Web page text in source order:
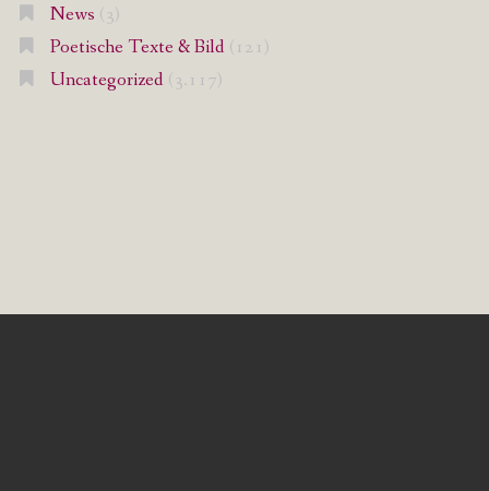
News (3)
Poetische Texte & Bild (121)
Uncategorized (3.117)